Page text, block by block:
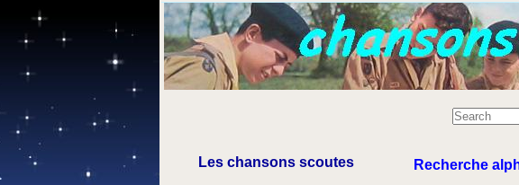
Les chansons scoutes Recherche